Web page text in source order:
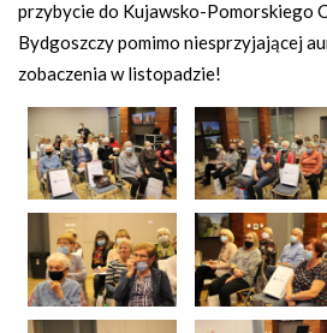
przybycie do Kujawsko-Pomorskiego
Bydgoszczy pomimo niesprzyjającej
zobaczenia w listopadzie!